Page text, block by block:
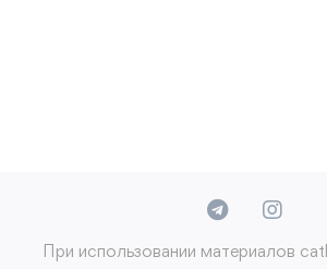
При использовании материалов